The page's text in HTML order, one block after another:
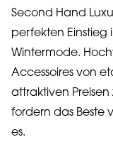
Second Hand
perfekten Einstieg
Wintermode.
Accessoires von
attraktiven
fordern das Beste
es.